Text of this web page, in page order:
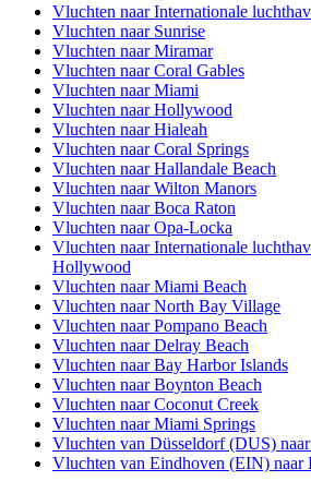
Vluchten naar Internationale
Vluchten naar Sunrise
Vluchten naar Miramar
Vluchten naar Coral Gables
Vluchten naar Miami
Vluchten naar Hollywood
Vluchten naar Hialeah
Vluchten naar Coral Springs
Vluchten naar Hallandale Beach
Vluchten naar Wilton Manors
Vluchten naar Boca Raton
Vluchten naar Opa-Locka
Vluchten naar Internationale
Hollywood
Vluchten naar Miami Beach
Vluchten naar North Bay Village
Vluchten naar Pompano Beach
Vluchten naar Delray Beach
Vluchten naar Bay Harbor Islands
Vluchten naar Boynton Beach
Vluchten naar Coconut Creek
Vluchten naar Miami Springs
Vluchten van Düsseldorf (DUS)
Vluchten van Eindhoven (EIN) naar